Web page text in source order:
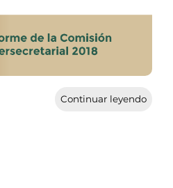
Continuar leyendo